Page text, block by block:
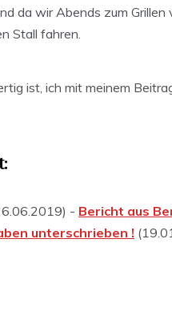
da wir Abends zum
Stall fahren.
ist, ich mit meinem
- Bericht aus
unterschrieben !